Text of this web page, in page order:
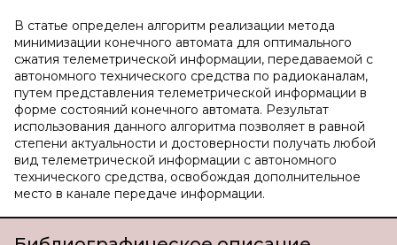
В статье определен алгоритм реализации метода
минимизации конечного автомата для оптимального
сжатия телеметрической информации, передаваемой с
автономного технического средства по радиоканалам,
путем представления телеметрической информации в
форме состояний конечного автомата. Результат
использования данного алгоритма позволяет в равной
степени актуальности и достоверности получать любой
вид телеметрической информации с автономного
технического средства, освобождая дополнительное
место в канале передаче информации.